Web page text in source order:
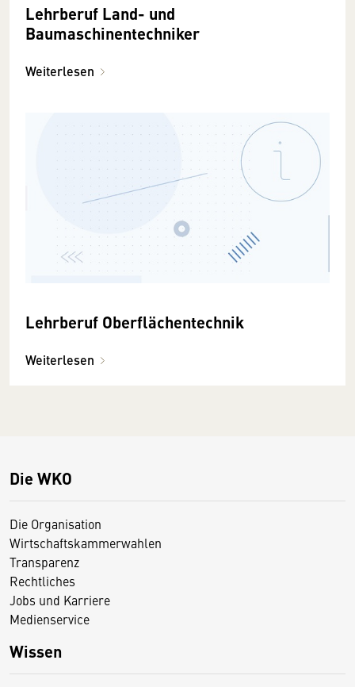
Lehrberuf Land- und
Baumaschinentechniker
Weiterlesen
Lehrberuf Oberflächentechnik
Weiterlesen
Die WKO
Die Organisation
Wirtschaftskammerwahlen
Transparenz
Rechtliches
Jobs und Karriere
Medienservice
Wissen